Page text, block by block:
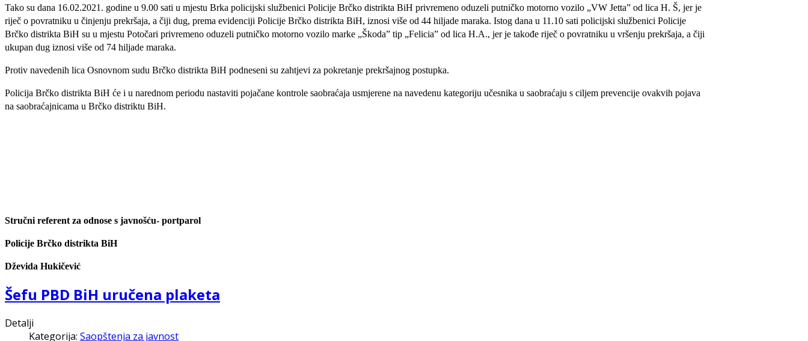
Tako su dana 16.02.2021. godine u 9.00 sati u mjestu Brka policijski službenici Policije Brčko distrikta BiH privremeno oduzeli putničko motorno vozilo „VW Jetta” od lica H. Š, jer je
riječ o povratniku u činjenju prekršaja, a čiji dug, prema evidenciji Policije Brčko distrikta BiH, iznosi više od 44 hiljade maraka. Istog dana u 11.10 sati policijski službenici Policije
Brčko distrikta BiH su u mjestu Potočari privremeno oduzeli putničko motorno vozilo marke „Škoda” tip „Felicia” od lica H.A., jer je takođe riječ o povratniku u vršenju prekršaja, a čiji
ukupan dug iznosi više od 74 hiljade maraka.
Protiv navedenih lica Osnovnom sudu Brčko distrikta BiH podneseni su zahtjevi za pokretanje prekršajnog postupka.
Policija Brčko distrikta BiH će i u narednom periodu nastaviti pojačane kontrole saobraćaja usmjerene na navedenu kategoriju učesnika u saobraćaju s ciljem prevencije ovakvih pojava
na saobraćajnicama u Brčko distriktu BiH.
Stručni referent za odnose s javnošću- portparol
Policije Brčko distrikta BiH
Dževida Hukičević
Šefu PBD BiH uručena plaketa
Detalji
Kategorija: Saopštenja za javnost